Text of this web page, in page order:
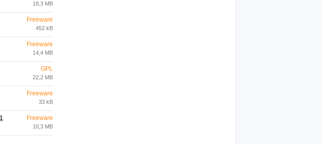
18,3 MB
Freeware
452 kB
Freeware
14,4 MB
GPL
22,2 MB
Freeware
33 kB
Freeware
10,3 MB